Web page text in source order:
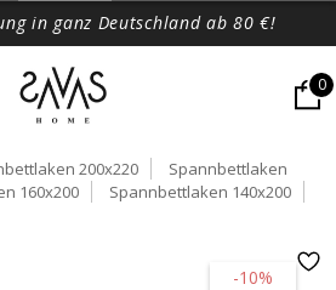
in ganz Deutschland ab 80 €!
0
200x220
Spannbettlaken
160x200
Spannbettlaken 140x200
-10%